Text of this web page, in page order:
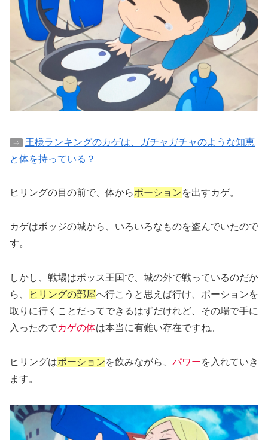
⇒
王様ランキングのカゲは、ガチャガチャのような知恵
と体を持っている？
ヒリングの目の前で、体からポーションを出すカゲ。
カゲはボッジの城から、いろいろなものを盗んでいたので
す。
しかし、戦場はボッス王国で、城の外で戦っているのだか
ら、
ヒリングの部屋へ行こうと思えば行け、ポーションを
取りに行くことだってできるはずだけれど、その場で手に
入ったのでカゲの体は本当に有難い存在ですね。
ヒリングはポーションを飲みながら、 パワーを入れていき
ます。